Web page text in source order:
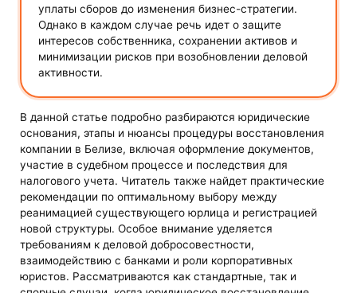
уплаты сборов до изменения бизнес-стратегии.
Однако в каждом случае речь идет о защите
интересов собственника, сохранении активов и
минимизации рисков при возобновлении деловой
активности.
В данной статье подробно разбираются юридические
основания, этапы и нюансы процедуры восстановления
компании в Белизе, включая оформление документов,
участие в судебном процессе и последствия для
налогового учета. Читатель также найдет практические
рекомендации по оптимальному выбору между
реанимацией существующего юрлица и регистрацией
новой структуры. Особое внимание уделяется
требованиям к деловой добросовестности,
взаимодействию с банками и роли корпоративных
юристов. Рассматриваются как стандартные, так и